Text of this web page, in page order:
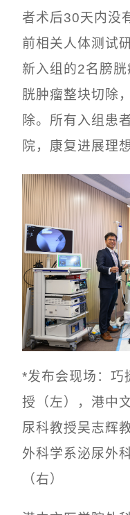
者术后30天内没
前相关人体测试
新入组的2名膀
胱肿瘤整块切除
除。所有入组患
院，康复进展理想
*发布会现场：巧
授（左）， 港中
尿科教授吴志辉
外科学系泌尿外
（右）